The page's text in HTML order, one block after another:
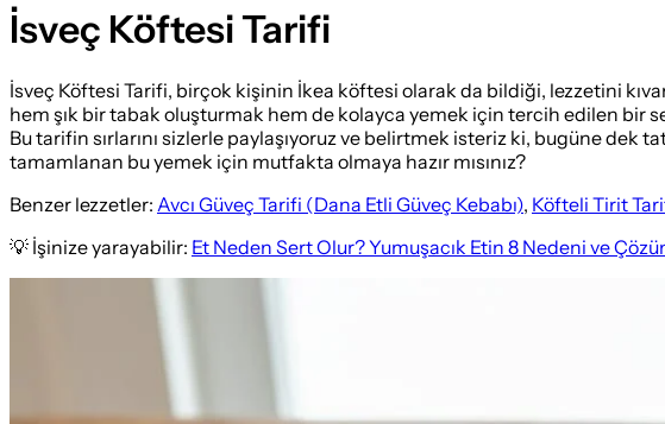
İsveç Köftesi Tarifi
İsveç Köftesi Tarifi, birçok kişinin İkea köftesi olarak da bildiği, lezzetini
hem şık bir tabak oluşturmak hem de kolayca yemek için tercih edilen bir
Bu tarifin sırlarını sizlerle paylaşıyoruz ve belirtmek isteriz ki, bugüne dek
tamamlanan bu yemek için mutfakta olmaya hazır mısınız?
Benzer lezzetler: Avcı Güveç Tarifi (Dana Etli Güveç Kebabı), Köfteli Tirit
💡 İşinize yarayabilir: Et Neden Sert Olur? Yumuşacık Etin 8 Nedeni ve